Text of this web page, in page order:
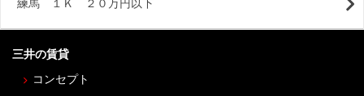
練馬 １Ｋ ２０万円以下
三井の賃貸
コンセプト